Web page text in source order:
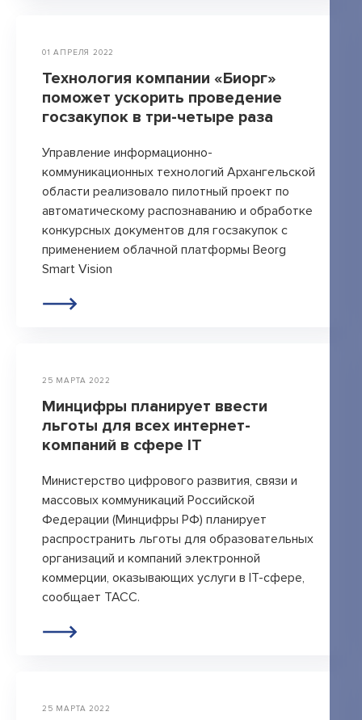
01 АПРЕЛЯ 2022
Технология компании «Биорг»
поможет ускорить проведение
госзакупок в три-четыре раза
Управление информационно-
коммуникационных технологий Архангельской
области реализовало пилотный проект по
автоматическому распознаванию и обработке
конкурсных документов для госзакупок с
применением облачной платформы Beorg
Smart Vision
25 МАРТА 2022
Минцифры планирует ввести
льготы для всех интернет-
компаний в сфере IT
Министерство цифрового развития, связи и
массовых коммуникаций Российской
Федерации (Минцифры РФ) планирует
распространить льготы для образовательных
организаций и компаний электронной
коммерции, оказывающих услуги в IT-сфере,
сообщает ТАСС.
25 МАРТА 2022